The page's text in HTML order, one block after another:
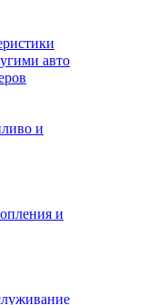
авто
и
и